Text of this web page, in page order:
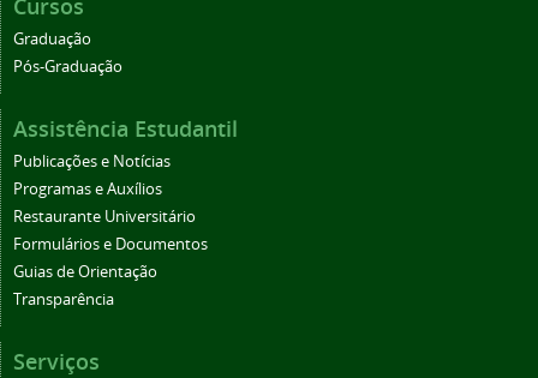
Cursos
Graduação
Pós-Graduação
Assistência Estudantil
Publicações e Notícias
Programas e Auxílios
Restaurante Universitário
Formulários e Documentos
Guias de Orientação
Transparência
Serviços